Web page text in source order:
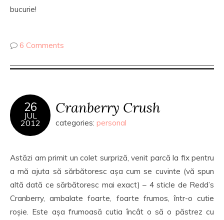
bucurie!
6 Comments
26
JUL
2012
Cranberry Crush
categories: personal
Astăzi am primit un colet surpriză, venit parcă la fix pentru
a mă ajuta să sărbătoresc așa cum se cuvinte (vă spun
altă dată ce sărbătoresc mai exact) – 4 sticle de Redd’s
Cranberry, ambalate foarte, foarte frumos, într-o cutie
roșie. Este așa frumoasă cutia încât o să o păstrez cu